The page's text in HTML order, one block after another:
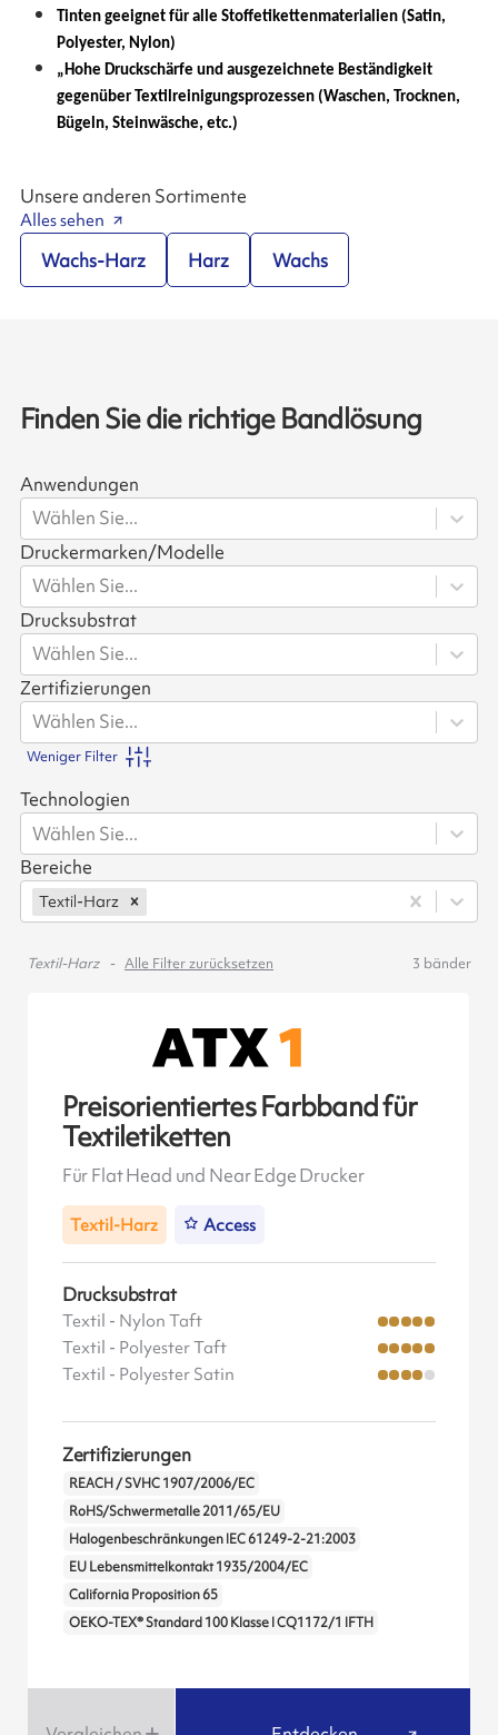
Tinten geeignet für alle Stoffetikettenmaterialien (Satin,
Polyester, Nylon)
„Hohe Druckschärfe und ausgezeichnete Beständigkeit
gegenüber Textilreinigungsprozessen (Waschen, Trocknen,
Bügeln, Steinwäsche, etc.)
Unsere anderen Sortimente
Alles sehen
Wachs-Harz Harz Wachs
Finden Sie die richtige Bandlösung
Anwendungen
Wählen Sie...
Druckermarken/Modelle
Wählen Sie...
Drucksubstrat
Wählen Sie...
Zertifizierungen
Wählen Sie...
Weniger Filter
Technologien
Wählen Sie...
Bereiche
Textil-Harz
Textil-Harz Alle Filter zurücksetzen 3 bänder
Preisorientiertes Farbband für
Textiletiketten
Für Flat Head und Near Edge Drucker
Textil-Harz Access
Drucksubstrat
Textil - Nylon Taft
Textil - Polyester Taft
Textil - Polyester Satin
Zertifizierungen
REACH / SVHC 1907/2006/EC
RoHS/Schwermetalle 2011/65/EU
Halogenbeschränkungen IEC 61249-2-21:2003
EU Lebensmittelkontakt 1935/2004/EC
California Proposition 65
OEKO-TEX® Standard 100 Klasse I CQ1172/1 IFTH